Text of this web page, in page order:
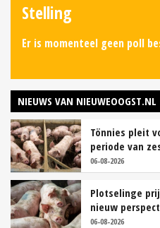
Stelling
Er is momenteel geen poll
NIEUWS VAN NIEUWEOOGST.NL
Tönnies pleit
periode van
06-08-2026
Plotselinge
nieuw
06-08-2026